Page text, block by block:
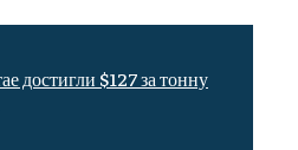
достигли $127 за тонну